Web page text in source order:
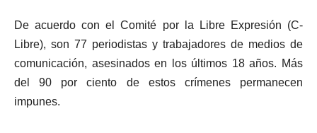
De acuerdo con el Comité por la Libre Expresión (C-
Libre), son 77 periodistas y trabajadores de medios de
comunicación, asesinados en los últimos 18 años. Más
del 90 por ciento de estos crímenes permanecen
impunes.